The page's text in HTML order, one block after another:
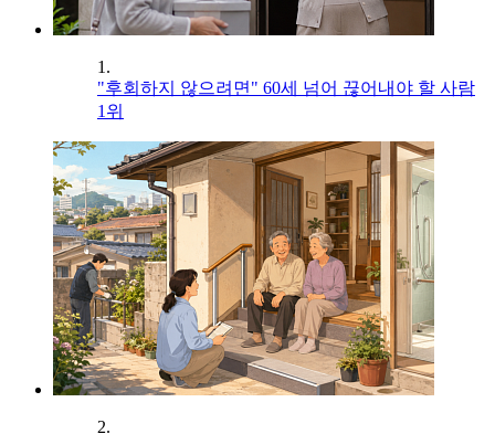
1.
"후회하지 않으려면" 60세 넘어 끊어내야 할 사람
1위
2.